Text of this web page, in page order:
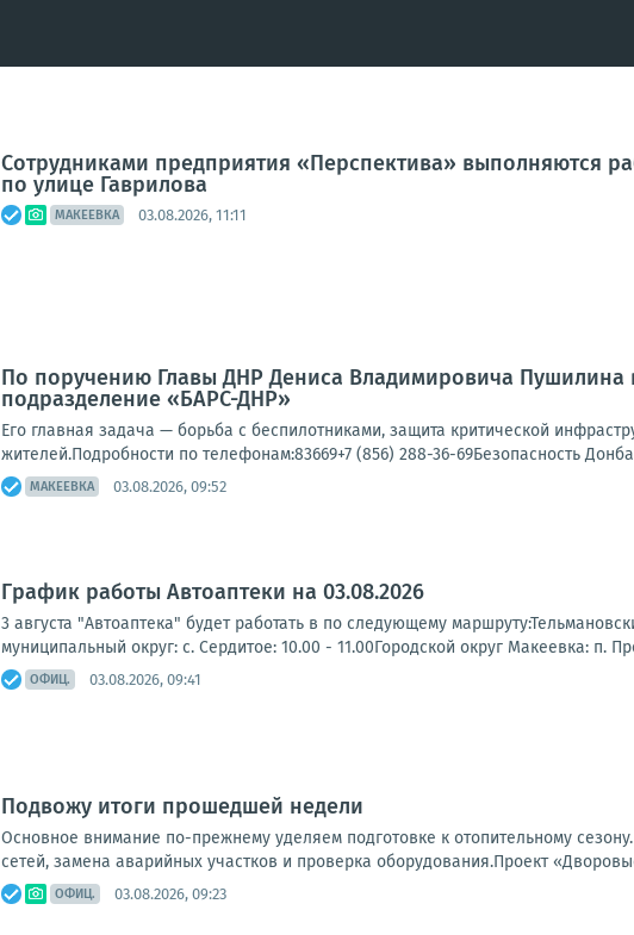
Сотрудниками предприятия «Перспектива» выполняются
по улице Гаврилова
МАКЕЕВКА 03.08.2026, 11:11
По поручению Главы ДНР Дениса Владимировича Пушилина
подразделение «БАРС-ДНР»
Его главная задача — борьба с беспилотниками, защита критической
жителей.Подробности по телефонам:83669+7 (856) 288-36-69Безопасность
МАКЕЕВКА 03.08.2026, 09:52
График работы Автоаптеки на 03.08.2026
3 августа "Автоаптека" будет работать в по следующему
муниципальный округ: с. Сердитое: 10.00 - 11.00Городской округ Макеевка: п.
ОФИЦ. 03.08.2026, 09:41
Подвожу итоги прошедшей недели
Основное внимание по-прежнему уделяем подготовке к отопительному
сетей, замена аварийных участков и проверка оборудования.Проект
ОФИЦ. 03.08.2026, 09:23